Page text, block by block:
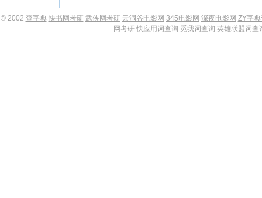
© 2002 查字典 快书网考研 武侠网考研 云洞谷电影网 345电影网 深夜电影网 ZY字
网考研 快应用词查询 觅我词查询 英雄联盟词查